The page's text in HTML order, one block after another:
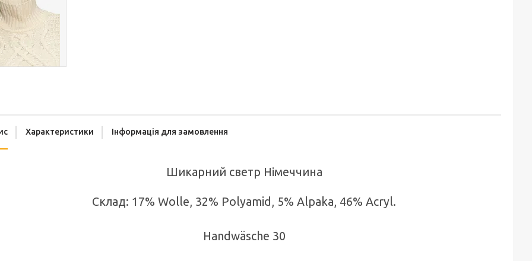
Характеристики Інформація для замовлення
Шикарний светр Німеччина
Склад: 17% Wolle, 32% Polyamid, 5% Alpaka, 46% Acryl.
Handwäsche 30